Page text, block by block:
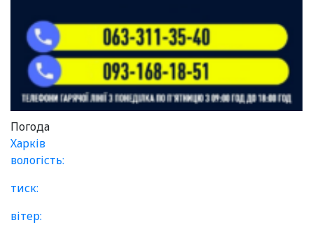
Погода
Харків
вологість:
тиск:
вітер: